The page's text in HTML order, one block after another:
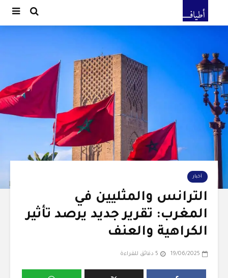
أخبار
الترانس والمثليين في
المغرب: تقرير جديد يرصد تأثير
الكراهية والعنف
19/06/2025 5 دقائق للقراءة